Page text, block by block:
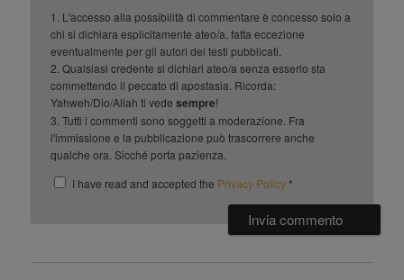
1. L'accesso alla possibilità di commentare è concesso solo a
chi si dichiara esplicitamente ateo/a, fatta eccezione
eventualmente per gli autori dei testi pubblicati.
2. Qualsiasi credente si dichiari ateo/a senza esserlo sta
commettendo il peccato di apostasia. Ricorda:
Yahweh/Dio/Allah ti vedesempre!
3. Tutti i commenti sono soggetti a moderazione. Fra
l'immissione e la pubblicazione può trascorrere anche
qualche ora. Sicché porta pazienza.
I have read and accepted the Privacy Policy*